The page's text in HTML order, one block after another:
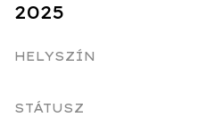
2025
HELYSZÍN
STÁTUSZ